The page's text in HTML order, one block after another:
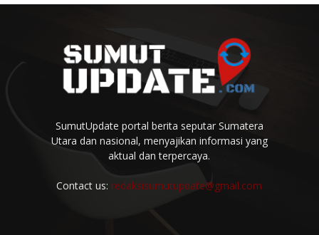
SumutUpdate portal berita seputar Sumatera
Utara dan nasional, menyajikan informasi yang
aktual dan terpercaya.
Contact us: redaksisumutupdate@gmail.com